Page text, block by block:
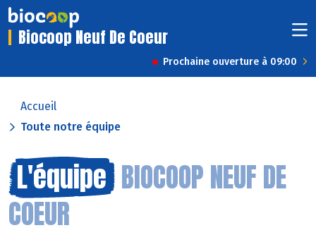
Biocoop Neuf De Coeur
Prochaine ouverture à 09:00
Accueil
Toute notre équipe
L'équipe BIOCOOP NEUF DE
COEUR